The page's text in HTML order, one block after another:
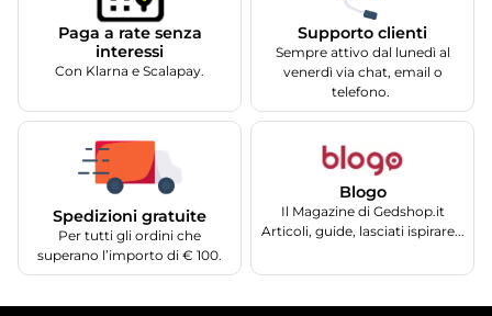
Paga a rate senza
interessi
Con Klarna e Scalapay.
Supporto clienti
Sempre attivo dal lunedì al
venerdì via chat, email o
telefono.
Spedizioni gratuite
Per tutti gli ordini che
superano l’importo di € 100.
Blogo
Il Magazine di Gedshop.it
Articoli, guide, lasciati ispirare...